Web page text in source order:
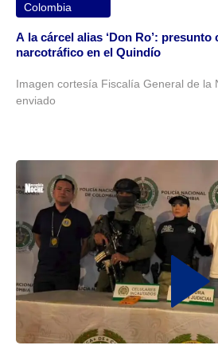
Colombia
A la cárcel alias ‘Don Ro’: presunto
narcotráfico en el Quindío
Imagen cortesía Fiscalía General de la
enviado